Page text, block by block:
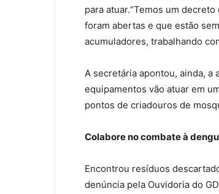
para atuar.“Temos um
foram abertas e que estão
acumuladores, trabalhando
A secretária apontou, ainda, a
equipamentos vão atuar em
pontos de criadouros de
Colabore no combate à
Encontrou resíduos
denúncia pela Ouvidoria do